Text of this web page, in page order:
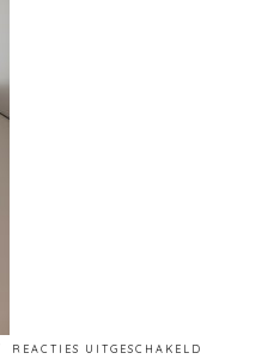
REACTIES UITGESCHAKELD